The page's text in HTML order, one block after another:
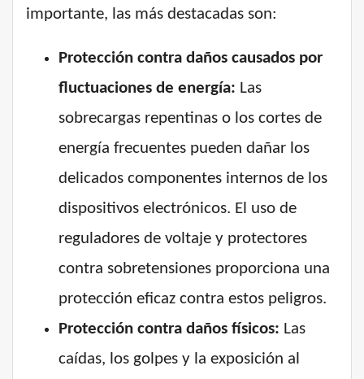
importante, las más destacadas son:
Protección contra daños causados por
fluctuaciones de energía: Las
sobrecargas repentinas o los cortes de
energía frecuentes pueden dañar los
delicados componentes internos de los
dispositivos electrónicos. El uso de
reguladores de voltaje y protectores
contra sobretensiones proporciona una
protección eficaz contra estos peligros.
Protección contra daños físicos: Las
caídas, los golpes y la exposición al